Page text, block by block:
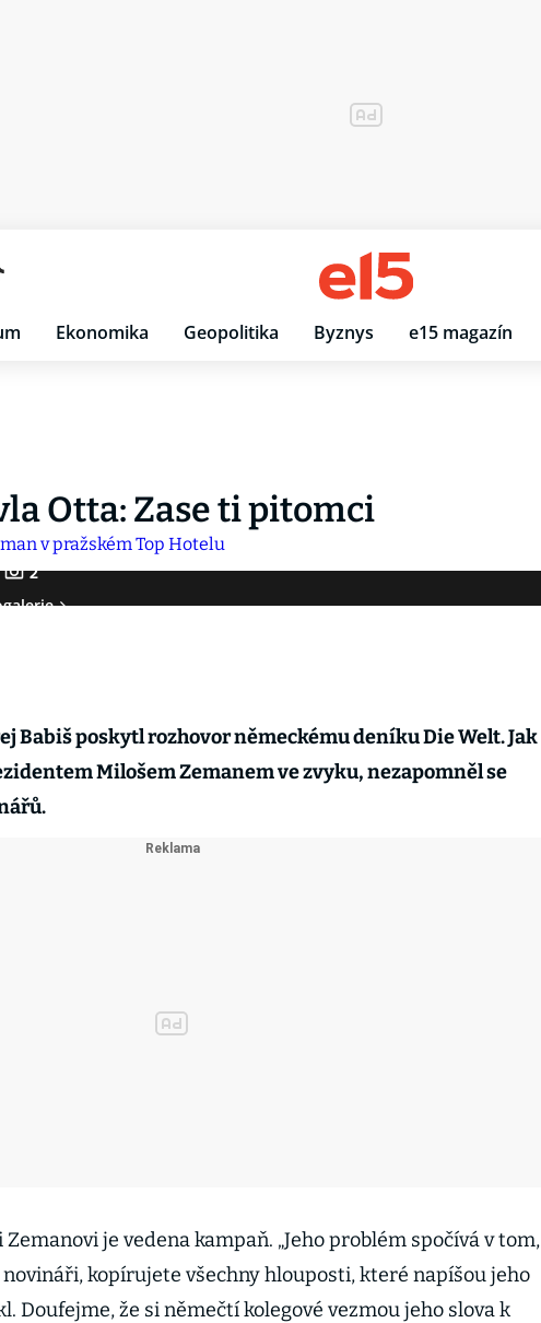
Ekonomika Geopolitika Byznys e15 magazín
Otta: Zase ti pitomci
2
Babiš poskytl rozhovor německému deníku Die Welt. Jak
Milošem Zemanem ve zvyku, nezapomněl se
je vedena kampaň. „Jeho problém spočívá v tom,
novináři, kopírujete všechny hlouposti, které napíšou jeho
Doufejme, že si němečtí kolegové vezmou jeho slova k